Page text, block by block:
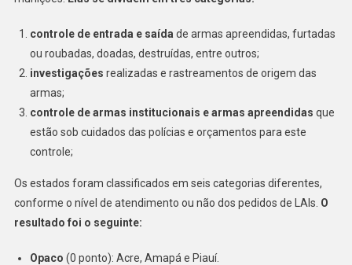
controle de entrada e saída de armas apreendidas, furtadas
ou roubadas, doadas, destruídas, entre outros;
investigações realizadas e rastreamentos de origem das
armas;
controle de armas institucionais e armas apreendidas que
estão sob cuidados das polícias e orçamentos para este
controle;
Os estados foram classificados em seis categorias diferentes,
conforme o nível de atendimento ou não dos pedidos de LAIs. O
resultado foi o seguinte:
Opaco (0 ponto): Acre, Amapá e Piauí.